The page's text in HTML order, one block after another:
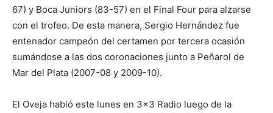
67) y Boca Juniors (83-57) en el Final Four para alzarse
con el trofeo. De esta manera, Sergio Hernández fue
entenador campeón del certamen por tercera ocasión
sumándose a las dos coronaciones junto a Peñarol de
Mar del Plata (2007-08 y 2009-10).
El Oveja habló este lunes en 3×3 Radio luego de la